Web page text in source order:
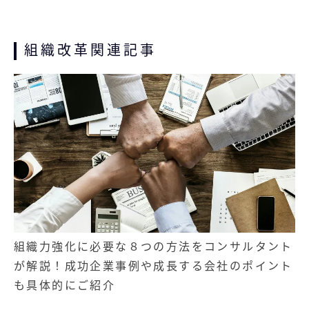
組織改革関連記事
組織力強化に必要な８つの方法をコンサルタント
が解説！成功企業事例や成長する会社のポイント
も具体的にご紹介